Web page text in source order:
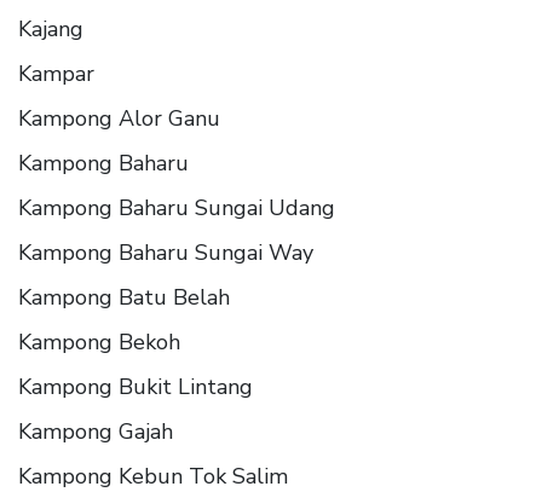
Kajang
Kampar
Kampong Alor Ganu
Kampong Baharu
Kampong Baharu Sungai Udang
Kampong Baharu Sungai Way
Kampong Batu Belah
Kampong Bekoh
Kampong Bukit Lintang
Kampong Gajah
Kampong Kebun Tok Salim